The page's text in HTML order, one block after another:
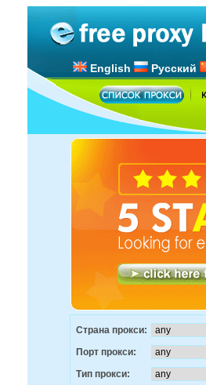
English Русский
Страна прокси:
Порт прокси:
Тип прокси: